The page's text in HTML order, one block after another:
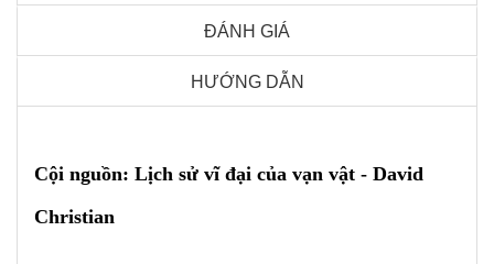
ĐÁNH GIÁ
HƯỚNG DẪN
Cội nguồn: Lịch sử vĩ đại của vạn vật - David
Christian